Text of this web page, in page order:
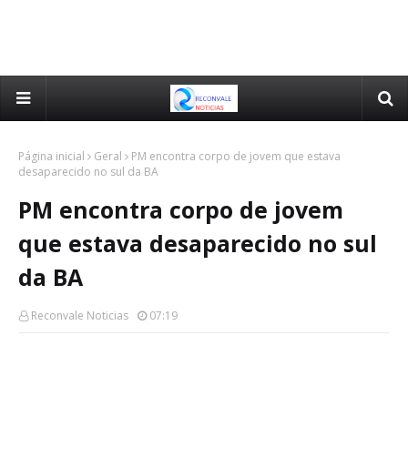
Página inicial Geral
PM encontra corpo de jovem que estava
desaparecido no sul da BA
PM encontra corpo de jovem
que estava desaparecido no sul
da BA
Reconvale Noticias 07:19